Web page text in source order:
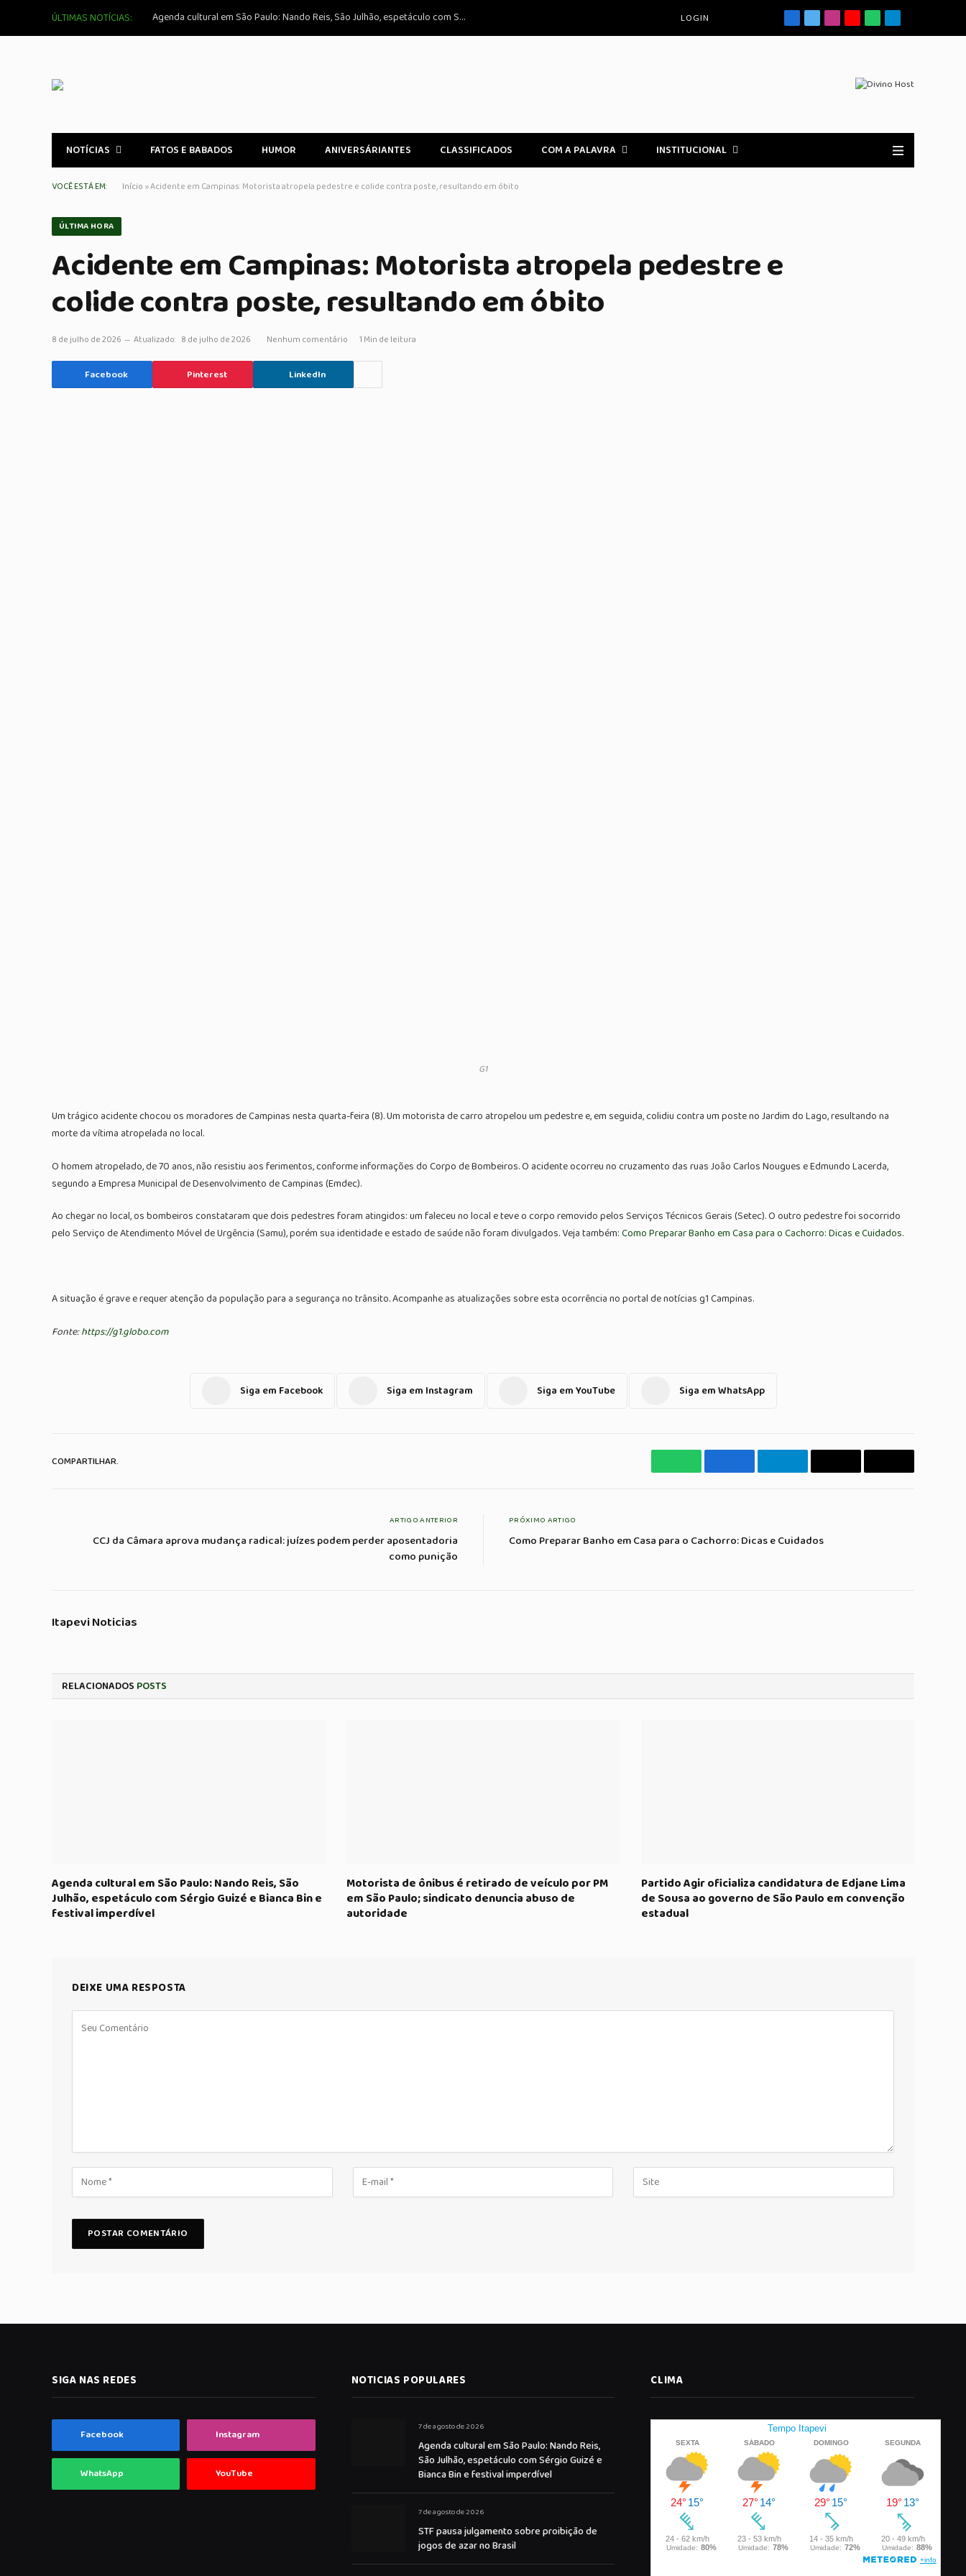
ÚLTIMAS NOTÍCIAS: Agenda cultural em São Paulo: Nando Reis, São Julhão, espetáculo com Sérgio Guizé e Bianca Bin e festival imperdível LOGIN Facebook
X
(Twitter)
Instagram
YouTubeWhatsAppTelegrama
NOTÍCIAS FATOS E BABADOS HUMOR ANIVERSÁRIANTES CLASSIFICADOS COM A PALAVRA INSTITUCIONAL
VOCÊ ESTÁ EM: Início »Acidente em Campinas: Motorista atropela pedestre e colide contra poste, resultando em óbito
ÚLTIMA HORA
Acidente em Campinas: Motorista atropela pedestre e
colide contra poste, resultando em óbito
8 de julho de 2026 Atualizado: 8 de julho de 2026 Nenhum comentário 1 Min de leitura
Facebook Pinterest LinkedIn
G1
Um trágico acidente chocou os moradores de Campinas nesta quarta-feira (8). Um motorista de carro atropelou um pedestre e, em seguida, colidiu contra um poste no Jardim do Lago, resultando na
morte da vítima atropelada no local.
O homem atropelado, de 70 anos, não resistiu aos ferimentos, conforme informações do Corpo de Bombeiros. O acidente ocorreu no cruzamento das ruas João Carlos Nougues e Edmundo Lacerda,
segundo a Empresa Municipal de Desenvolvimento de Campinas (Emdec).
Ao chegar no local, os bombeiros constataram que dois pedestres foram atingidos: um faleceu no local e teve o corpo removido pelos Serviços Técnicos Gerais (Setec). O outro pedestre foi socorrido
pelo Serviço de Atendimento Móvel de Urgência (Samu), porém sua identidade e estado de saúde não foram divulgados. Veja também:Como Preparar Banho em Casa para o Cachorro: Dicas e Cuidados.
A situação é grave e requer atenção da população para a segurança no trânsito. Acompanhe as atualizações sobre esta ocorrência no portal de notícias g1 Campinas.
Fonte:https://g1.globo.com
Siga em Facebook Siga em Instagram Siga em YouTube Siga em WhatsApp
COMPARTILHAR.
WhatsAppFacebookTelegramaCopiar
E-
ARTIGO ANTERIOR
CCJ da Câmara aprova mudança radical: juízes podem perder aposentadoria
como punição
PRÓXIMO ARTIGO
Como Preparar Banho em Casa para o Cachorro: Dicas e Cuidados
Itapevi Noticias
RELACIONADOS POSTS
Agenda cultural em São Paulo: Nando Reis, São
Julhão, espetáculo com Sérgio Guizé e Bianca Bin e
festival imperdível
Motorista de ônibus é retirado de veículo por PM
em São Paulo; sindicato denuncia abuso de
autoridade
Partido Agir oficializa candidatura de Edjane Lima
de Sousa ao governo de São Paulo em convenção
estadual
DEIXE UMA RESPOSTA
SIGA NAS REDES
Facebook Instagram
WhatsApp YouTube
NOTICIAS POPULARES
7 de agosto de 2026
Agenda cultural em São Paulo: Nando Reis,
São Julhão, espetáculo com Sérgio Guizé e
Bianca Bin e festival imperdível
7 de agosto de 2026
STF pausa julgamento sobre proibição de
jogos de azar no Brasil
CLIMA